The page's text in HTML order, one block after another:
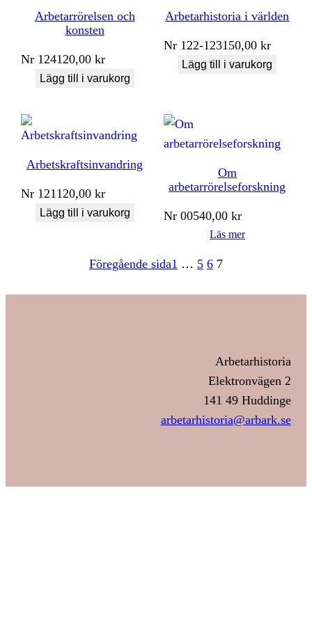
Arbetarrörelsen och
konsten
Nr 124120,00kr
Lägg till i varukorg
Arbetarhistoria i världen
Nr 122-123150,00kr
Lägg till i varukorg
Arbetskraftsinvandring
Nr 121120,00kr
Lägg till i varukorg
Om
arbetarrörelseforskning
Nr 00540,00kr
Läs mer
Föregående sida1 … 5 6 7
Arbetarhistoria
Elektronvägen 2
141 49 Huddinge
arbetarhistoria@arbark.se